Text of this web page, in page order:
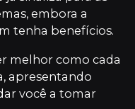
embora a
tenha benefícios.
melhor como cada
apresentando
você a tomar